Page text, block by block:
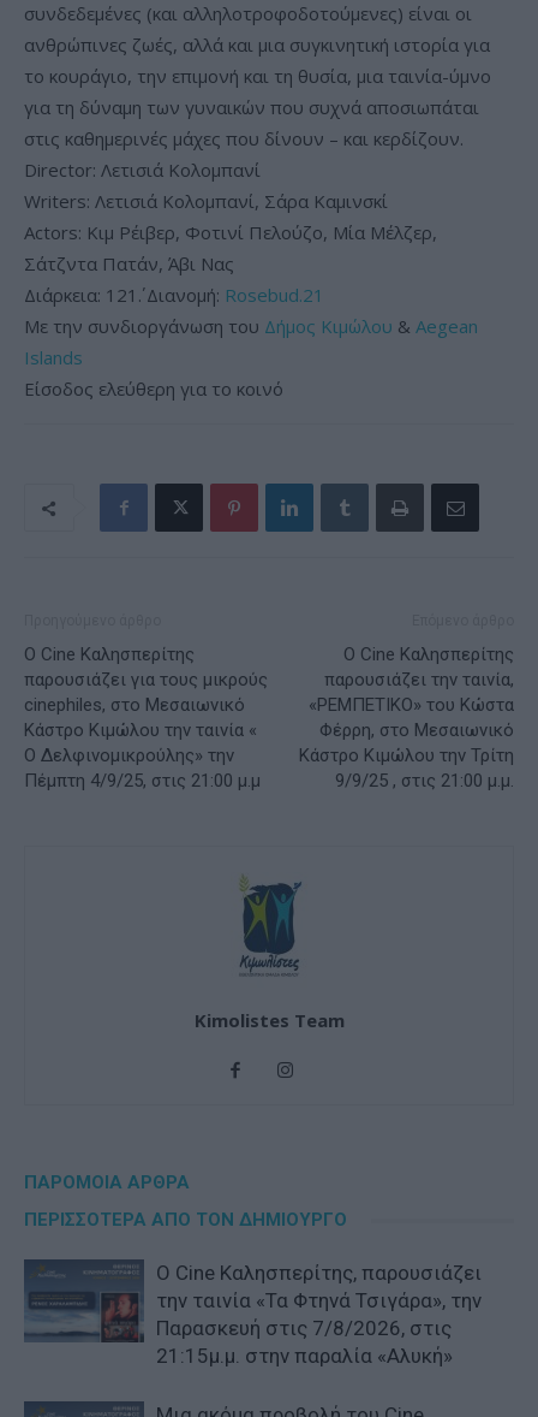
συνδεδεμένες (και αλληλοτροφοδοτούμενες) είναι οι
ανθρώπινες ζωές, αλλά και μια συγκινητική ιστορία για
το κουράγιο, την επιμονή και τη θυσία, μια ταινία-ύμνο
για τη δύναμη των γυναικών που συχνά αποσιωπάται
στις καθημερινές μάχες που δίνουν – και κερδίζουν.
Director: Λετισιά Κολομπανί
Writers: Λετισιά Κολομπανί, Σάρα Καμινσκί
Actors: Κιμ Ρέιβερ, Φοτινί Πελούζο, Μία Μέλζερ,
Σάτζντα Πατάν, Άβι Νας
Διάρκεια: 121΄. Διανομή: Rosebud.21
Με την συνδιοργάνωση του Δήμος Κιμώλου & Aegean
Islands
Είσοδος ελεύθερη για το κοινό
Ο Cine Καλησπερίτης
παρουσιάζει για τους μικρούς
cinephiles, στο Μεσαιωνικό
Κάστρο Κιμώλου την ταινία «
Ο Δελφινομικρούλης» την
Πέμπτη 4/9/25, στις 21:00 μ.μ
Ο Cine Καλησπερίτης
παρουσιάζει την ταινία,
«ΡΕΜΠΕΤΙΚΟ» του Κώστα
Φέρρη, στο Μεσαιωνικό
Κάστρο Κιμώλου την Τρίτη
9/9/25 , στις 21:00 μ.μ.
Kimolistes Team
ΠΑΡΟΜΟΙΑ ΑΡΘΡΑ
ΠΕΡΙΣΣΟΤΕΡΑ ΑΠΟ ΤΟΝ ΔΗΜΙΟΥΡΓΟ
Ο Cine Καλησπερίτης, παρουσιάζει
την ταινία «Τα Φτηνά Τσιγάρα», την
Παρασκευή στις 7/8/2026, στις
21:15μ.μ. στην παραλία «Αλυκή»